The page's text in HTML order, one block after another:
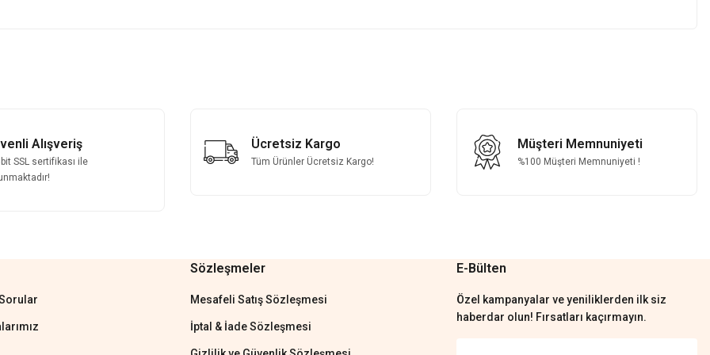
Gönder
Alışveriş
SSL sertifikası ile
Ücretsiz Kargo
Tüm Ürünler Ücretsiz Kargo!
Müşteri Memnuniyeti
%100 Müşteri Memnuniyeti !
Sözleşmeler
Mesafeli Satış Sözleşmesi
İptal & İade Sözleşmesi
E-Bülten
Özel kampanyalar ve yeniliklerden ilk siz
haberdar olun! Fırsatları kaçırmayın.